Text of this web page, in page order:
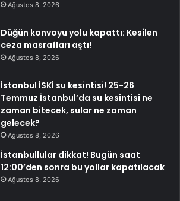
Ağustos 8, 2026
Düğün konvoyu yolu kapattı: Kesilen
ceza masrafları aştı!
Ağustos 8, 2026
İstanbul İSKİ su kesintisi! 25-26
Temmuz İstanbul’da su kesintisi ne
zaman bitecek, sular ne zaman
gelecek?
Ağustos 8, 2026
İstanbullular dikkat! Bugün saat
12:00’den sonra bu yollar kapatılacak
Ağustos 8, 2026